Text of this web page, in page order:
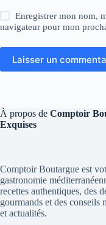
Enregistrer mon nom,
navigateur pour mon
Laisser un
À propos de Comptoir
Exquises
Comptoir Boutargue est
gastronomie
recettes authentiques, des
gourmands et des conseils
et actualités.